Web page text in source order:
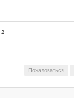
2
Пожаловаться